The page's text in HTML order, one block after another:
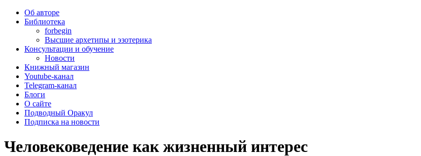
Об авторе
Библиотека
forbegin
Высшие архетипы и эзотерика
Консультации и обучение
Новости
Книжный магазин
Youtube-канал
Telegram-канал
Блоги
О сайте
Подводный Оракул
Подписка на новости
Человековедение как жизненный интерес